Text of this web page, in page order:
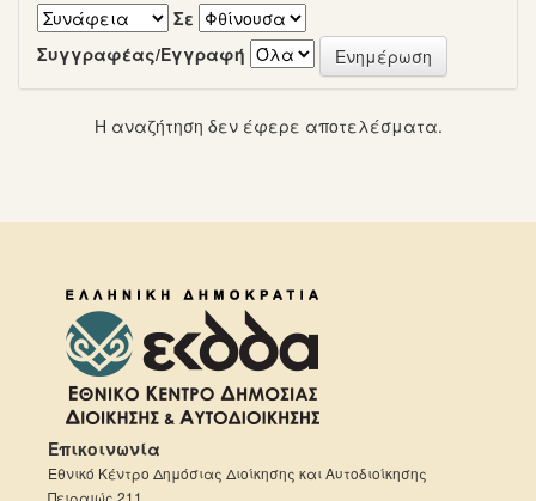
Σε
Συγγραφέας/Εγγραφή
Η αναζήτηση δεν έφερε αποτελέσματα.
Επικοινωνία
Εθνικό Κέντρο Δημόσιας Διοίκησης και Αυτοδιοίκησης
Πειραιώς 211,